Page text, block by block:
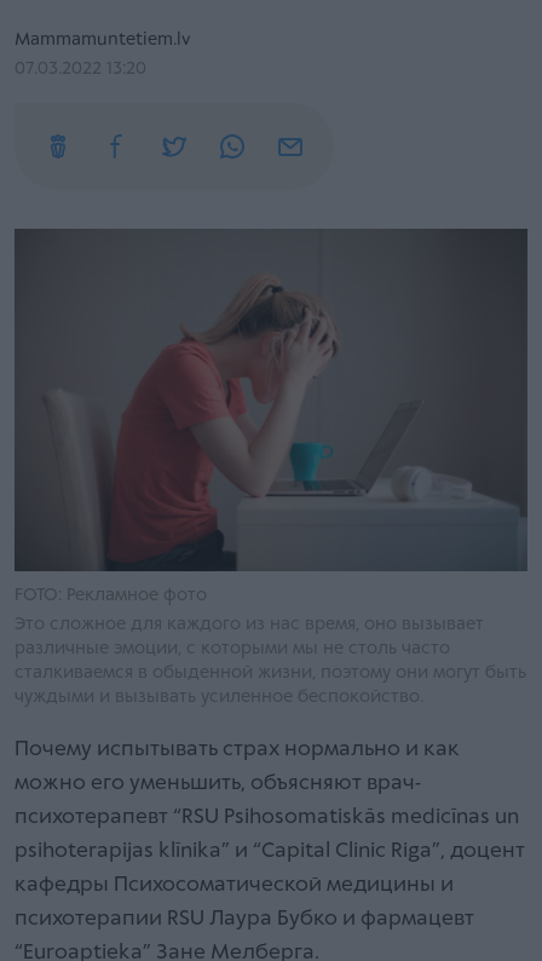
Mammamuntetiem.lv
07.03.2022 13:20
FOTO: Рекламное фото
Это сложное для каждого из нас время, оно вызывает
различные эмоции, с которыми мы не столь часто
сталкиваемся в обыденной жизни, поэтому они могут быть
чуждыми и вызывать усиленное беспокойство.
Почему испытывать страх нормально и как
можно его уменьшить, объясняют врач-
психотерапевт “RSU Psihosomatiskās medicīnas un
psihoterapijas klīnika” и “Capital Clinic Riga”, доцент
кафедры Психосоматической медицины и
психотерапии RSU Лаура Бубко и фармацевт
“Euroaptieka” Зане Мелберга.